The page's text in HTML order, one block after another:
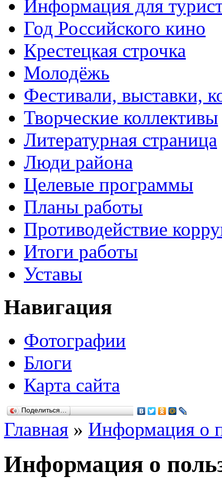
Информация для
Год Российского кино
Крестецкая строчка
Молодёжь
Фестивали, выставки,
Творческие коллективы
Литературная страница
Люди района
Целевые программы
Планы работы
Противодействие
Итоги работы
Уставы
Навигация
Фотографии
Блоги
Карта сайта
Поделиться…
Главная » Информация о
Информация о